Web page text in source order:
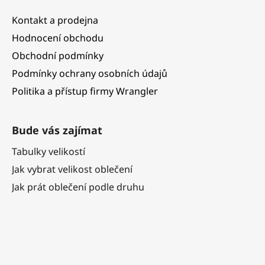
Kontakt a prodejna
Hodnocení obchodu
Obchodní podmínky
Podmínky ochrany osobních údajů
Politika a přístup firmy Wrangler
Bude vás zajímat
Tabulky velikostí
Jak vybrat velikost oblečení
Jak prát oblečení podle druhu